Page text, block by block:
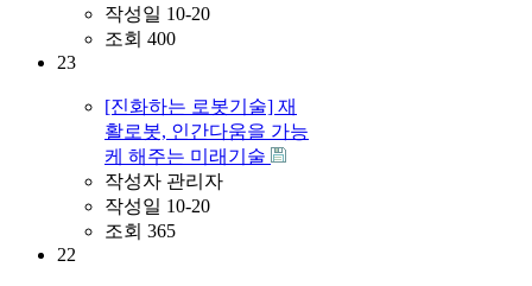
작성일 10-20
조회 400
23
[진화하는 로봇기술] 재
활로봇, 인간다움을 가능
케 해주는 미래기술
작성자 관리자
작성일 10-20
조회 365
22